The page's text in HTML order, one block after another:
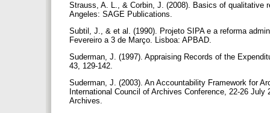
Strauss, A. L., & Corbin, J. (2008). Basics of qualitative
Angeles: SAGE Publications.
Subtil, J., & et al. (1990). Projeto SIPA e a reforma
Fevereiro a 3 de Março. Lisboa: APBAD.
Suderman, J. (1997). Appraising Records of the
43, 129-142.
Suderman, J. (2003). An Accountability Framework for
International Council of Archives Conference, 22-26
Archives.